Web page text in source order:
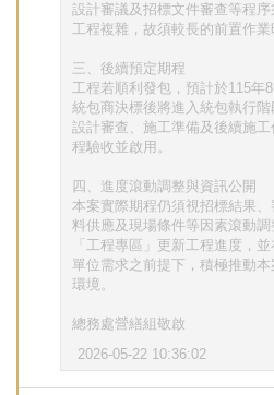
設計審議及招標文件審查等程
工程複雜，故須較長的前置作業
三、後續預定期程
工程若順利發包，預計於115年
統包商決標後將進入統包執行階
設計審查、施工準備及後續施
程驗收並啟用。
四、進度滾動調整與資訊公開
本案實際期程仍須視招標結果
料供應及現場條件等因素滾動
「工程專區」更新工程進度，
單位需求之前提下，積極推動
環境。
總務處營繕組敬啟
2026-05-22 10:36:02